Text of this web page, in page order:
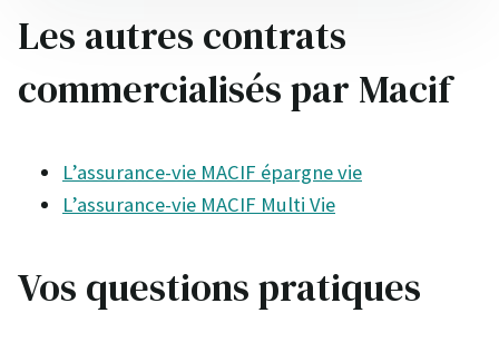
Les autres contrats
commercialisés par Macif
L’assurance-vie MACIF épargne vie
L’assurance-vie MACIF Multi Vie
Vos questions pratiques